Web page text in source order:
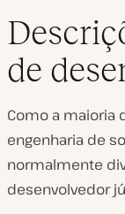
de
Como a maioria
engenharia de
normalmente
desenvolvedor